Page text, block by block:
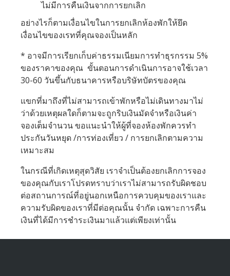
ไม่มีการคืนเงินจากการยกเลิก
อย่างไรก็ตามเงื่อนไขในการยกเลิกห้องพักให้ยึด
เงื่อนไขของเรทที่คุณจองเป็นหลัก
* อาจมีการเรียกเก็บค่าธรรมเนียมการทำธุรกรรม 5%
ของราคาของคุณ ขั้นตอนการดำเนินการอาจใช้เวลา
30-60 วันขึ้นกับธนาคารหรือบริษัทบัตรของคุณ
แขกที่มาถึงที่ไม่สามารถเข้าพักหรือไม่เดินทางมาไม่
ว่าด้วยเหตุผลใดก็ตามจะถูกริบเงินมัดจำหรือเงินค่า
จองเต็มจำนวน ขอแนะนำให้ผู้ที่จองห้องพักควรทำ
ประกันวันหยุด /การท่องเที่ยว / การยกเลิกตามความ
เหมาะสม
ในกรณีที่เกิดเหตุสุดวิสัย เราจำเป็นต้องยกเลิกการจอง
ของคุณกับเราโปรดทราบว่าเราไม่สามารถรับผิดชอบ
ต่อสถานการณ์ที่อยู่นอกเหนือการควบคุมของเราและ
ความรับผิดของเราที่มีต่อคุณนั้น จำกัด เฉพาะการคืน
เงินที่ได้มีการชำระเงินมาแล้วแต่เพียงเท่านั้น